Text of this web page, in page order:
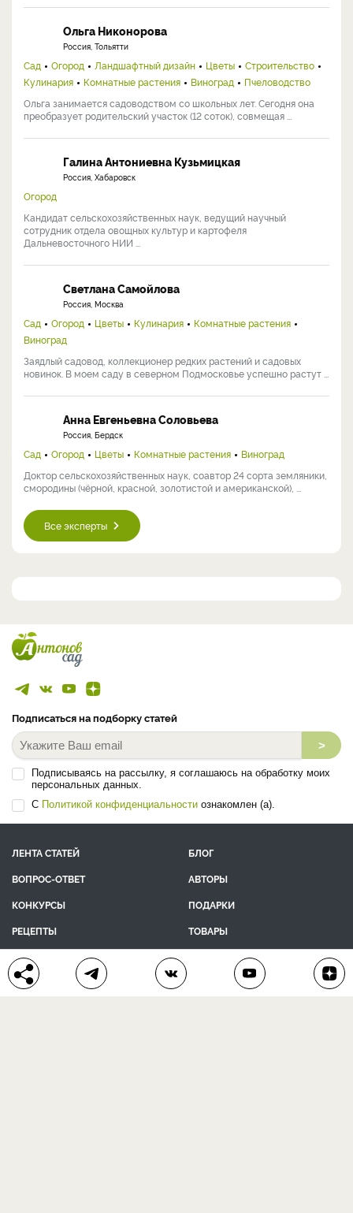
Ольга Никонорова
Россия, Тольятти
Сад Огород Ландшафтный дизайн Цветы
Строительство
Кулинария
Комнатные растения Виноград
Пчеловодство
Ольга занимается садоводством со школьных лет. Сегодня она
преобразует родительский участок (12 соток), совмещая ...
Галина Антониевна Кузьмицкая
Россия, Хабаровск
Огород
Кандидат сельскохозяйственных наук, ведущий научный
сотрудник отдела овощных культур и картофеля
Дальневосточного НИИ ...
Светлана Самойлова
Россия, Москва
Сад Огород Цветы Кулинария
Комнатные растения
Виноград
Заядлый садовод, коллекционер редких растений и садовых
новинок. В моем саду в северном Подмосковье успешно растут ...
Анна Евгеньевна Соловьева
Россия, Бердск
Сад Огород Цветы Комнатные растения
Виноград
Доктор сельскохозяйственных наук, соавтор 24 сорта земляники,
смородины (чёрной, красной, золотистой и американской), ...
Все эксперты
Подписаться на подборку статей
>
Подписываясь на рассылку, я соглашаюсь на обработку моих
персональных данных.
С Политикой конфиденциальности ознакомлен (а).
ЛЕНТА СТАТЕЙ
БЛОГ
ВОПРОС-ОТВЕТ
АВТОРЫ
КОНКУРСЫ
ПОДАРКИ
РЕЦЕПТЫ
ТОВАРЫ
ПОМОЩЬ
КОНТАКТЫ